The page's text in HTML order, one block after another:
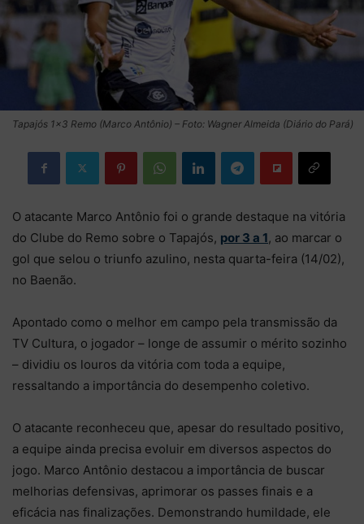
Tapajós 1×3 Remo (Marco Antônio) – Foto: Wagner Almeida (Diário do Pará)
O atacante Marco Antônio foi o grande destaque na vitória
do Clube do Remo sobre o Tapajós, por 3 a 1, ao marcar o
gol que selou o triunfo azulino, nesta quarta-feira (14/02),
no Baenão.
Apontado como o melhor em campo pela transmissão da
TV Cultura, o jogador – longe de assumir o mérito sozinho
– dividiu os louros da vitória com toda a equipe,
ressaltando a importância do desempenho coletivo.
O atacante reconheceu que, apesar do resultado positivo,
a equipe ainda precisa evoluir em diversos aspectos do
jogo. Marco Antônio destacou a importância de buscar
melhorias defensivas, aprimorar os passes finais e a
eficácia nas finalizações. Demonstrando humildade, ele